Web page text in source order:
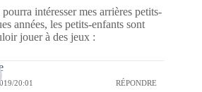
intéresser mes arrières petits-
années, les petits-enfants sont
jouer à des jeux :
20:01 RÉPONDRE